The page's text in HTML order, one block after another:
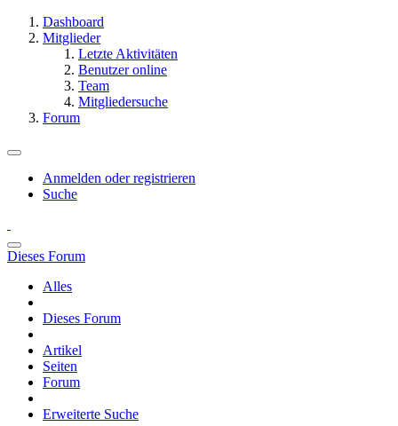
Dashboard
Mitglieder
Letzte Aktivitäten
Benutzer online
Team
Mitgliedersuche
Forum
Anmelden oder registrieren
Suche
Dieses Forum
Alles
Dieses Forum
Artikel
Seiten
Forum
Erweiterte Suche